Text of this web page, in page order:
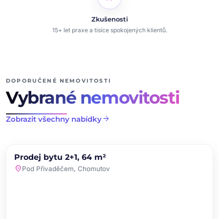
Zkušenosti
15+ let praxe a tisíce spokojených klientů.
DOPORUČENÉ NEMOVITOSTI
Vybrané nemovitosti
Zobrazit všechny nabídkyarrow_forward
PRODEJ NOVINKA
Prodej bytu 2+1, 64 m²
location_onPod Přivaděčem, Chomutov